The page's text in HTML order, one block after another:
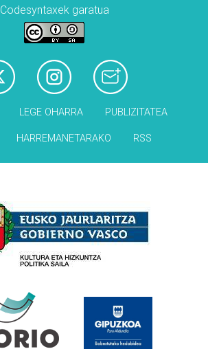
Codesyntaxek garatua
LEGE OHARRA PUBLIZITATEA
HARREMANETARAKO RSS